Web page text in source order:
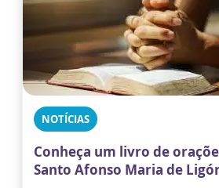
NOTÍCIAS
Conheça um livro de
Santo Afonso Maria de